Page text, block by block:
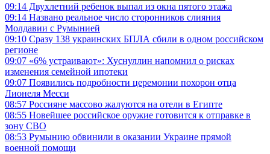
09:14 Двухлетний ребенок выпал из окна пятого этажа
09:14 Названо реальное число сторонников слияния
Молдавии с Румынией
09:10 Сразу 138 украинских БПЛА сбили в одном российском
регионе
09:07 «6% устраивают»: Хуснуллин напомнил о рисках
изменения семейной ипотеки
09:07 Появились подробности церемонии похорон отца
Лионеля Месси
08:57 Россияне массово жалуются на отели в Египте
08:55 Новейшее российское оружие готовится к отправке в
зону СВО
08:53 Румынию обвинили в оказании Украине прямой
военной помощи